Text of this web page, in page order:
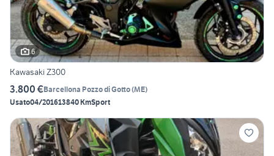
6
Kawasaki Z300
3.800 €Barcellona Pozzo di Gotto(ME)
Usato04/201613840 KmSport